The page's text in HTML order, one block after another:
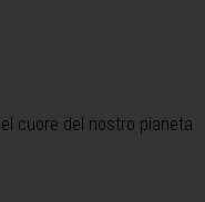
cuore del nostro pianeta